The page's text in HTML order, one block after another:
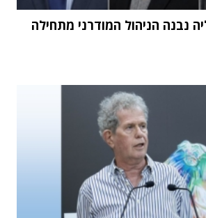
נבנה הניהול המודרני מתחילה